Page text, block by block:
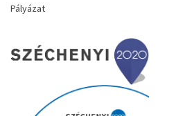
Pályázat